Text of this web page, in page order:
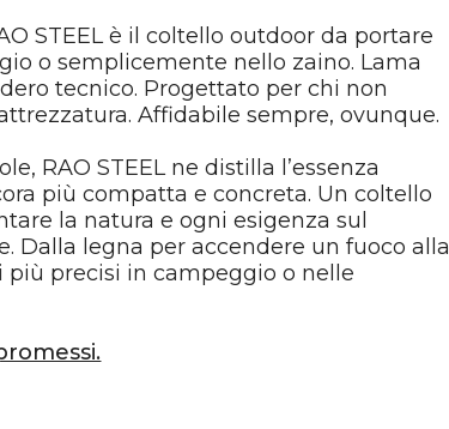
STEEL è il coltello outdoor da portare
o semplicemente nello zaino. Lama
tecnico. Progettato per chi non
Affidabile sempre, ovunque.
RAO STEEL ne distilla l’essenza
più compatta e concreta. Un coltello
la natura e ogni esigenza sul
Dalla legna per accendere un fuoco alla
precisi in campeggio o nelle